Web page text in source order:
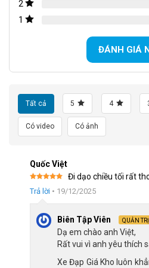
Xe Đạp Gấp Fascino FD-25 20 Inch –
Ghi đông Xe Đạp Gấp Fascino
chắc, thiết kế dạng thẳng giúp
nên nhanh chóng và dễ dàng.
trong việc vận chuyển và bảo
người dùng dễ dàng điều chỉnh
mái tối đa khi di chuyển.
2
1
ĐÁNH GIÁ
Tất cả 5 4
Có video Có ảnh
Quốc Việt
Được xếp
hạng5 5
Đi dạo chiều tối rất
Trả lời • 19/12/2025
Biên Tập Viên QUẢN
Dạ em chào anh Việt,
Rất vui vì anh yêu thích
Xe Đạp Giá Kho luôn